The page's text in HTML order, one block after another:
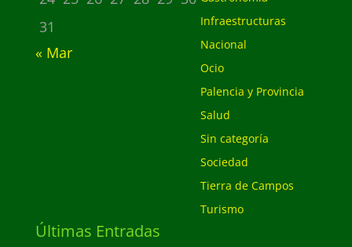
31
« Mar
Infraestructuras
Nacional
Ocio
Palencia y Provincia
Salud
Sin categoría
Sociedad
Tierra de Campos
Turismo
Últimas Entradas